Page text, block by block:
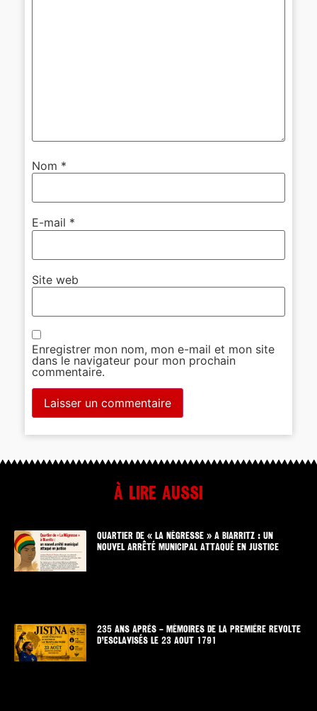
Nom *
E-mail *
Site web
Enregistrer mon nom, mon e-mail et mon site
dans le navigateur pour mon prochain
commentaire.
À lire aussi
QUARTIER DE « LA NÉGRESSE » A BIARRITZ : UN
NOUVEL ARRÊTÉ MUNICIPAL ATTAQUÉ EN JUSTICE
235 ANS APRÈS – MÉMOIRES DE LA PREMIÈRE REVOLTE
D’ESCLAVISÉS LE 23 AOUT 1791